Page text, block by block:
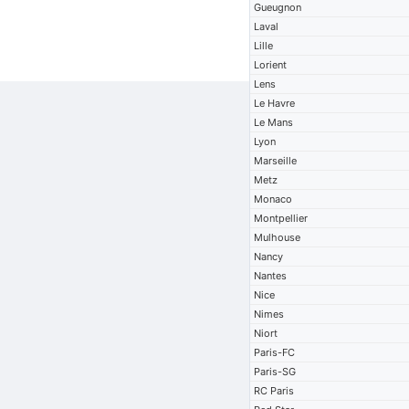
Gueugnon
Laval
Lille
Lorient
Lens
Le Havre
Le Mans
Lyon
Marseille
Metz
Monaco
Montpellier
Mulhouse
Nancy
Nantes
Nice
Nimes
Niort
Paris-FC
Paris-SG
RC Paris